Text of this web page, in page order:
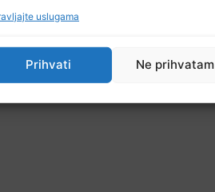
uslugama
Prihvati Ne prihvatam